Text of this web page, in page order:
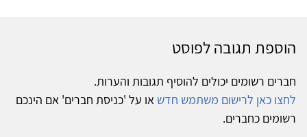
הוספת תגובה לפוסט
חברים רשומים יכולים להוסיף תגובות והערות.
לחצו כאן לרישום משתמש חדש או על 'כניסת חברים' אם הינכם
רשומים כחברים.